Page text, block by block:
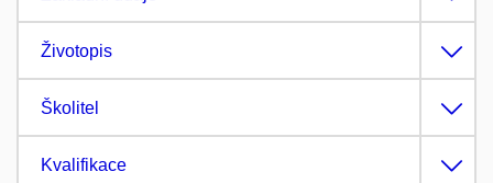
Životopis
Školitel
Kvalifikace